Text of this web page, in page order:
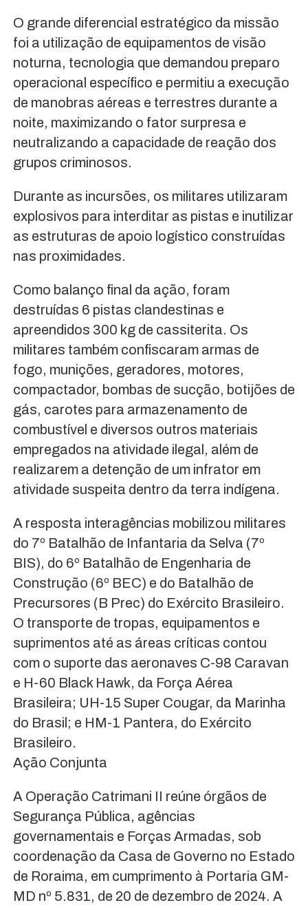
O grande diferencial estratégico da missão
foi a utilização de equipamentos de visão
noturna, tecnologia que demandou preparo
operacional específico e permitiu a execução
de manobras aéreas e terrestres durante a
noite, maximizando o fator surpresa e
neutralizando a capacidade de reação dos
grupos criminosos.
Durante as incursões, os militares utilizaram
explosivos para interditar as pistas e inutilizar
as estruturas de apoio logístico construídas
nas proximidades.
Como balanço final da ação, foram
destruídas 6 pistas clandestinas e
apreendidos 300 kg de cassiterita. Os
militares também confiscaram armas de
fogo, munições, geradores, motores,
compactador, bombas de sucção, botijões de
gás, carotes para armazenamento de
combustível e diversos outros materiais
empregados na atividade ilegal, além de
realizarem a detenção de um infrator em
atividade suspeita dentro da terra indígena.
A resposta interagências mobilizou militares
do 7º Batalhão de Infantaria da Selva (7º
BIS), do 6º Batalhão de Engenharia de
Construção (6º BEC) e do Batalhão de
Precursores (B Prec) do Exército Brasileiro.
O transporte de tropas, equipamentos e
suprimentos até as áreas críticas contou
com o suporte das aeronaves C-98 Caravan
e H-60 Black Hawk, da Força Aérea
Brasileira; UH-15 Super Cougar, da Marinha
do Brasil; e HM-1 Pantera, do Exército
Brasileiro.
Ação Conjunta
A Operação Catrimani II reúne órgãos de
Segurança Pública, agências
governamentais e Forças Armadas, sob
coordenação da Casa de Governo no Estado
de Roraima, em cumprimento à Portaria GM-
MD nº 5.831, de 20 de dezembro de 2024. A